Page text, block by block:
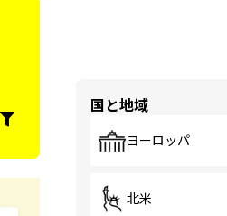
国と地域
ヨーロッパ
北米